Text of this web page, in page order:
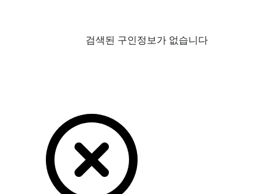
검색된 구인정보가 없습니다